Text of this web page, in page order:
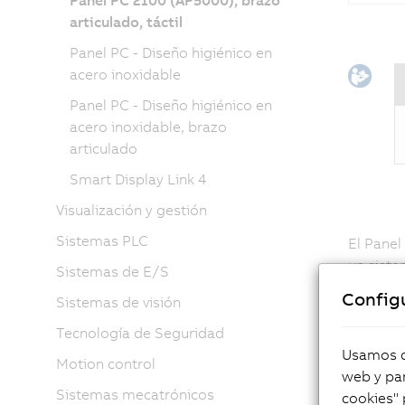
El
un
de un
El
ofrece
articulado, táctil
Panel PC - Diseño higiénico en
acero inoxidable
Panel PC - Diseño higiénico en
acero inoxidable, brazo
articulado
Smart Display Link 4
Visualización y gestión
Sistemas PLC
Sistemas de E/S
Sistemas de visión
Tecnología de Seguridad
Motion control
Sistemas mecatrónicos
Usamos
web y
cookies"